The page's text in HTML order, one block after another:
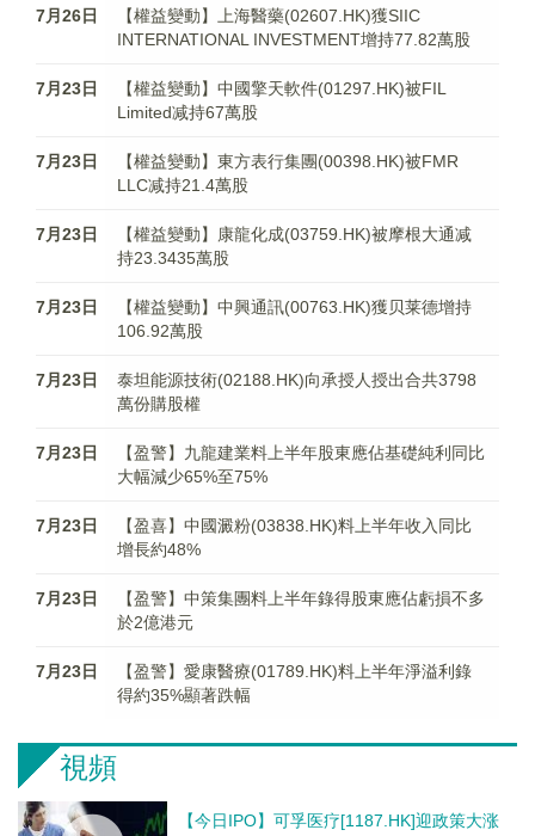
7月26日
【權益變動】上海醫藥(02607.HK)獲SIIC
INTERNATIONAL INVESTMENT增持77.82萬股
7月23日
【權益變動】中國擎天軟件(01297.HK)被FIL
Limited减持67萬股
7月23日
【權益變動】東方表行集團(00398.HK)被FMR
LLC减持21.4萬股
7月23日
【權益變動】康龍化成(03759.HK)被摩根大通减
持23.3435萬股
7月23日
【權益變動】中興通訊(00763.HK)獲贝莱德增持
106.92萬股
7月23日
泰坦能源技術(02188.HK)向承授人授出合共3798
萬份購股權
7月23日
【盈警】九龍建業料上半年股東應佔基礎純利同比
大幅減少65%至75%
7月23日
【盈喜】中國澱粉(03838.HK)料上半年收入同比
增長約48%
7月23日
【盈警】中策集團料上半年錄得股東應佔虧損不多
於2億港元
7月23日
【盈警】愛康醫療(01789.HK)料上半年淨溢利錄
得約35%顯著跌幅
視頻
【今日IPO】可孚医疗[1187.HK]迎政策大涨